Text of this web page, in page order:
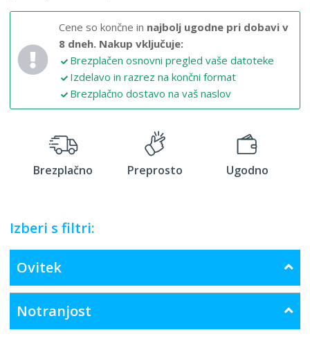
Cene so končne in najbolj ugodne pri dobavi v
8 dneh. Nakup vključuje:
Brezplačen osnovni pregled vaše datoteke
Izdelavo in razrez na končni format
Brezplačno dostavo na vaš naslov
Brezplačno Preprosto Ugodno
Izberi s filtri:
Ovitek
Notranjost